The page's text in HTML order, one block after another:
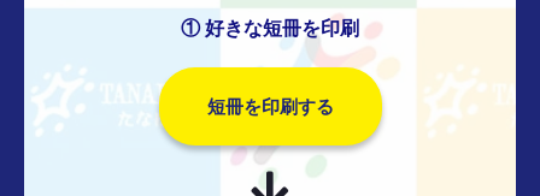
① 好きな短冊を印刷
短冊を印刷する